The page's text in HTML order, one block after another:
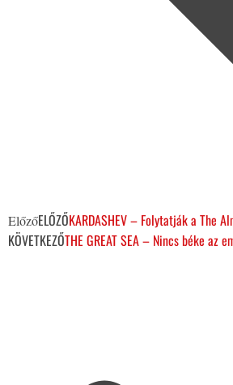
ElőzőELŐZŐKARDASHEV – Folytatják a The
KÖVETKEZŐTHE GREAT SEA – Nincs béke az